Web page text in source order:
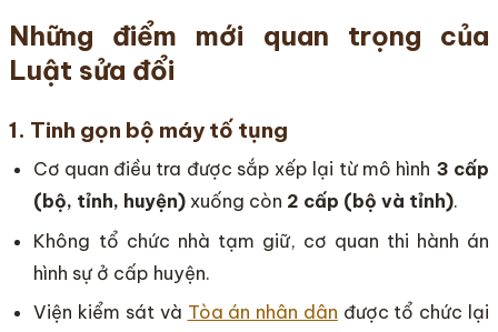
Những điểm mới quan trọng của
Luật sửa đổi
1. Tinh gọn bộ máy tố tụng
Cơ quan điều tra được sắp xếp lại từ mô hình 3 cấp
(bộ, tỉnh, huyện) xuống còn 2 cấp (bộ và tỉnh).
Không tổ chức nhà tạm giữ, cơ quan thi hành án
hình sự ở cấp huyện.
Viện kiểm sát và Tòa án nhân dân được tổ chức lại